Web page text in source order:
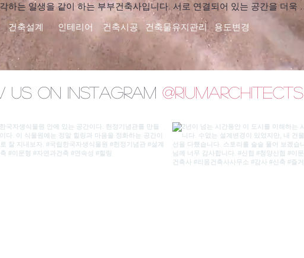
하는 일생을 같이 하는 부부건축사입니다. 서로 연결되어 있는 공간을 더욱
니다.
건축설계 인테리어 건축시공 건축물유지관리 용도변경
on Instagram @riumarchitects